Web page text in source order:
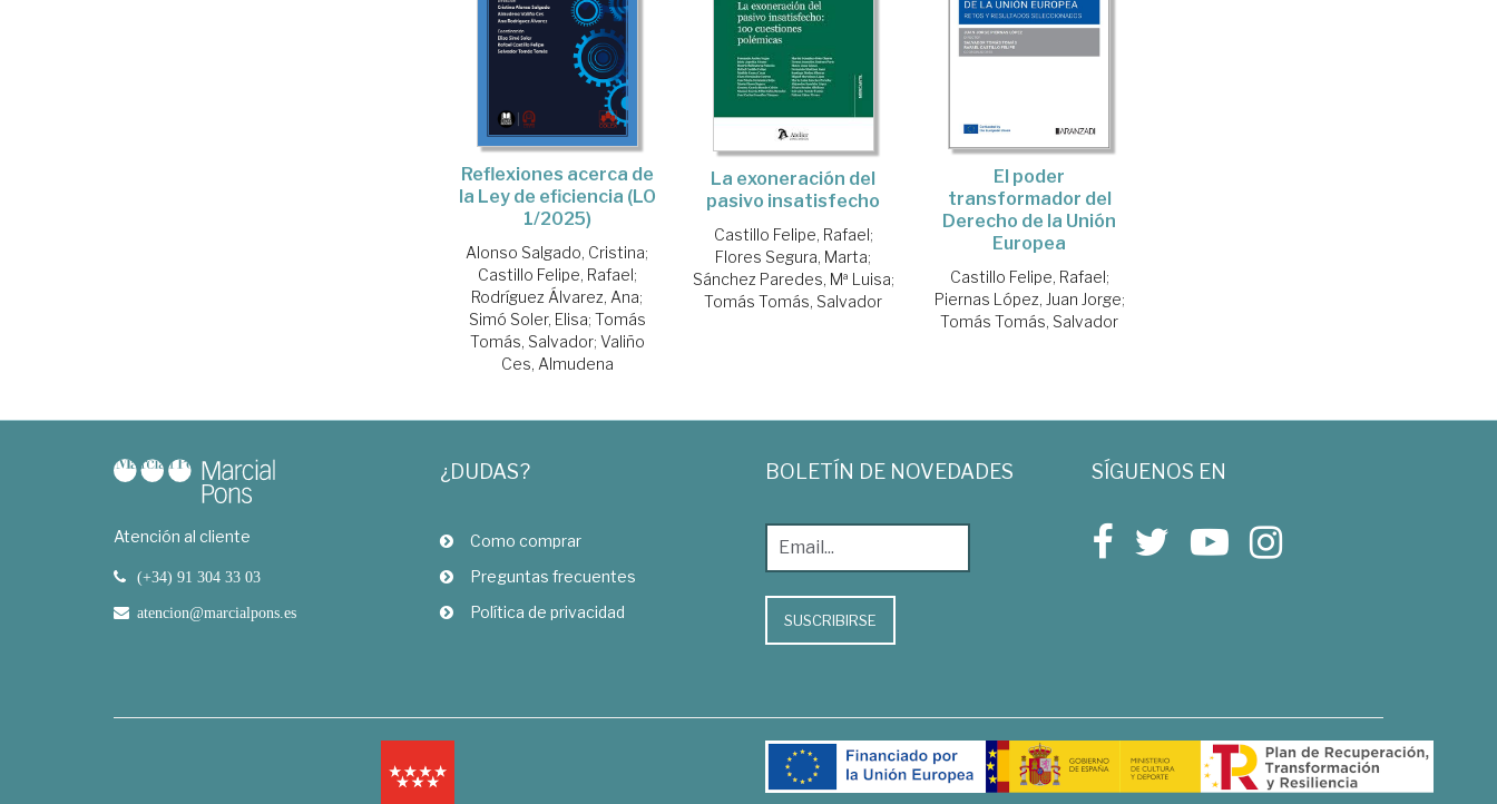
Reflexiones acerca de
la Ley de eficiencia (LO
1/2025)
Alonso Salgado, Cristina;
Castillo Felipe, Rafael;
Rodríguez Álvarez, Ana;
Simó Soler, Elisa; Tomás
Tomás, Salvador; Valiño
Ces, Almudena
La exoneración del
pasivo insatisfecho
Castillo Felipe, Rafael;
Flores Segura, Marta;
Sánchez Paredes, Mª Luisa;
Tomás Tomás, Salvador
El poder
transformador del
Derecho de la Unión
Europea
Castillo Felipe, Rafael;
Piernas López, Juan Jorge;
Tomás Tomás, Salvador
Atención al cliente
(+34) 91 304 33 03
atencion@marcialpons.es
¿DUDAS?
Como comprar
Preguntas frecuentes
Política de privacidad
BOLETÍN DE NOVEDADES
SUSCRIBIRSE
SÍGUENOS EN